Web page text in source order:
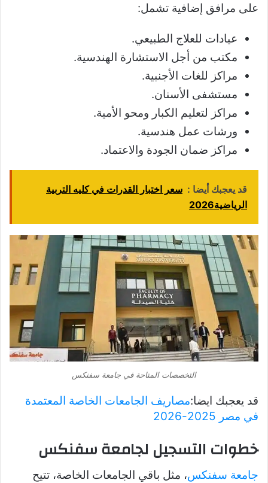
على مرافق إضافية تشمل:
عيادات للعلاج الطبيعي.
مكتب من أجل الاستشارة الهندسية.
مراكز للغات الأجنبية.
مستشفى الأسنان.
مراكز لتعليم الكبار ومحو الأمية.
ورشات عمل هندسية.
مراكز ضمان الجودة والاعتماد.
قد يعجبك أيضا : سعر اختبار القدرات في كليه التربية
الرياضية2026
التخصصات المتاحة في جامعة سفنكس
قد يعجبك ايضا:مصاريف الجامعات الخاصة المعتمدة
في مصر 2025-2026
خطوات التسجيل لجامعة سفنكس
جامعة سفنكس، مثل باقي الجامعات الخاصة، تتيح